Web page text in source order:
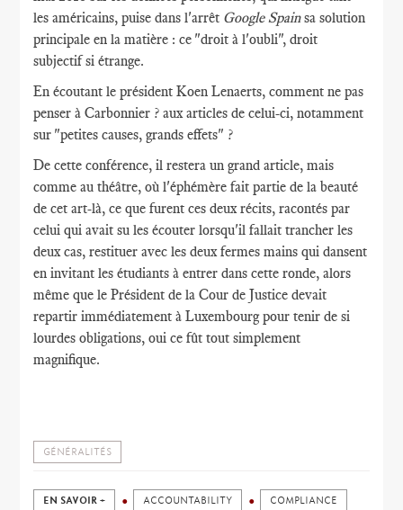
les américains, puise dans l'arrêt Google Spainsa solution
principale en la matière : ce "droit à l'oubli", droit
subjectif si étrange.
En écoutant le président Koen Lenaerts, comment ne pas
penser à Carbonnier ? aux articles de celui-ci, notamment
sur "petites causes, grands effets" ?
De cette conférence, il restera un grand article, mais
comme au théâtre, où l'éphémère fait partie de la beauté
de cet art-là, ce que furent ces deux récits, racontés par
celui qui avait su les écouter lorsqu'il fallait trancher les
deux cas, restituer avec les deux fermes mains qui dansent
en invitant les étudiants à entrer dans cette ronde, alors
même que le Président de la Cour de Justice devait
repartir immédiatement à Luxembourg pour tenir de si
lourdes obligations, oui ce fût tout simplement
magnifique.
GÉNÉRALITÉS
EN SAVOIR + ACCOUNTABILITY COMPLIANCE